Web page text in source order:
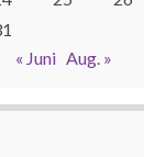
« Juni Aug. »